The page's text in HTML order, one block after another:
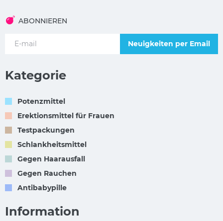
ABONNIEREN
Neuigkeiten per Email
Kategorie
Potenzmittel
Erektionsmittel für Frauen
Testpackungen
Schlankheitsmittel
Gegen Haarausfall
Gegen Rauchen
Antibabypille
Information